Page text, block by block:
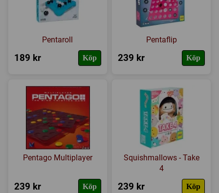
Pentaroll
189 kr Köp
Pentaflip
239 kr Köp
Pentago Multiplayer
239 kr Köp
Squishmallows - Take
4
239 kr Köp